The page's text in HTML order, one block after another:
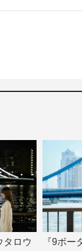
タロウ
『9ボー